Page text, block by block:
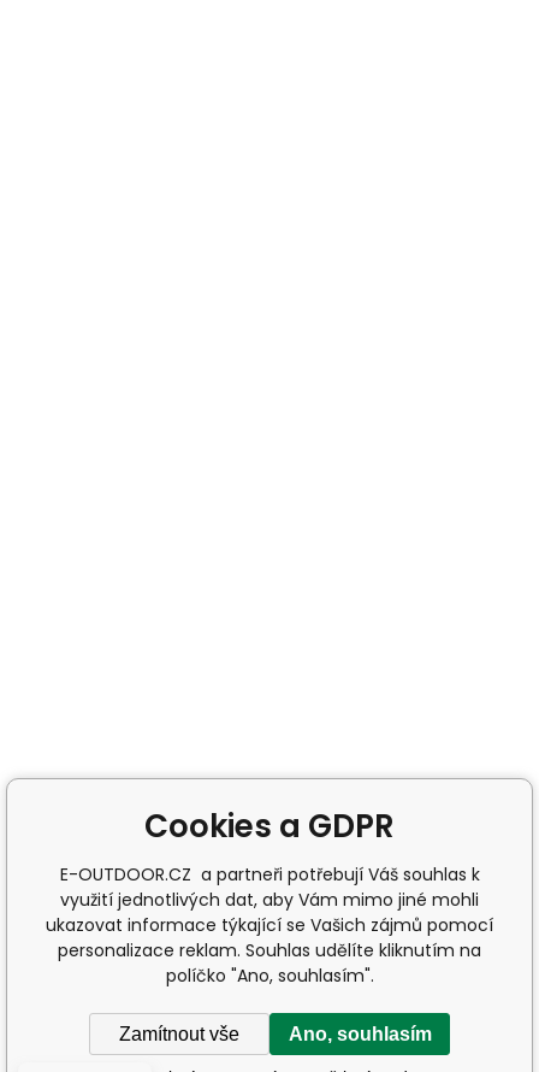
Cookies a GDPR
E-OUTDOOR.CZ a partneři potřebují Váš souhlas k
využití jednotlivých dat, aby Vám mimo jiné mohli
ukazovat informace týkající se Vašich zájmů pomocí
personalizace reklam. Souhlas udělíte kliknutím na
políčko "Ano, souhlasím".
Zamítnout vše Ano, souhlasím